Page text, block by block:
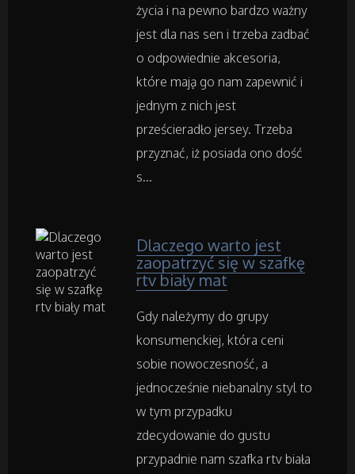
Restauracje, Catering
Fotografia
Adwokaci, Porady Prawne
Weterynaryjne, Hodowla Zwierząt
Sprzątanie, Porządkowanie
Opieka
Inne Usługi
Noclegi
Hotele i Noclegi
Podróże
życia i na pewno bardzo ważny
jest dla nas sen i trzeba zadbać
o odpowiednie akcesoria,
które mają go nam zapewnić i
jednym z nich jest
prześcieradło jersey. Trzeba
przyznać, iż posiada ono dość
s...
Dlaczego warto jest
zaopatrzyć się w szafkę
rtv biały mat
Gdy należymy do grupy
konsumenckiej, która ceni
sobie nowoczesność, a
jednocześnie niebanalny styl to
w tym przypadku
zdecydowanie do gustu
przypadnie nam szafka rtv biała